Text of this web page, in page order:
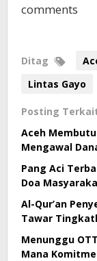
comments
Ditag
Lintas Gayo
Posting
Aceh
Mengawal
Pang Aci
Doa
Al-Qur’an
Tawar
Menunggu
Mana